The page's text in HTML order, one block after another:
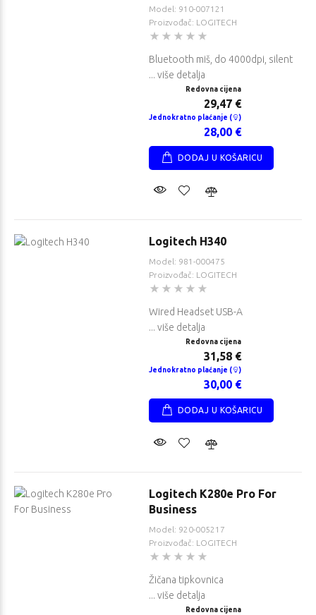
Model: 910-007121
Proizvođač: LOGITECH
Bluetooth miš, do 4000dpi, silent
... više detalja
Redovna cijena
29,47 €
Jednokratno plaćanje ( )
28,00 €
DODAJ U KOŠARICU
Logitech H340
Model: 981-000475
Proizvođač: LOGITECH
Wired Headset USB-A
... više detalja
Redovna cijena
31,58 €
Jednokratno plaćanje ( )
30,00 €
DODAJ U KOŠARICU
Logitech K280e Pro For
Business
Model: 920-005217
Proizvođač: LOGITECH
Žičana tipkovnica
... više detalja
Redovna cijena